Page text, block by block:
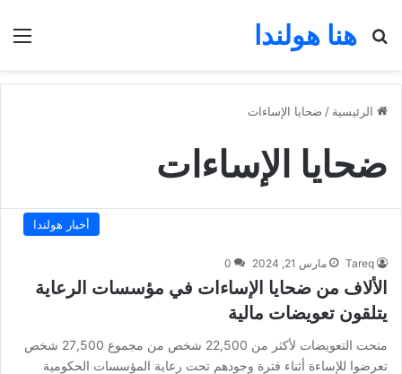
هنا هولندا
بحث عن
الرئيسية / ضحايا الإساءات
ضحايا الإساءات
أخبار هولندا
Tareq مارس 21, 2024 0
الألاف من ضحايا الإساءات في مؤسسات الرعاية
يتلقون تعويضات مالية
منحت التعويضات لأكثر من 22,500 شخص من مجموع 27,500 شخص
تعرضوا للإساءة أثناء فترة وجودهم تحت رعاية المؤسسات الحكومية